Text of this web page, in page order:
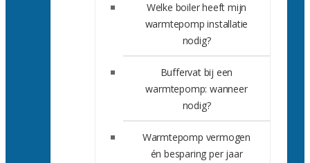
Welke boiler heeft mijn
warmtepomp installatie
nodig?
Buffervat bij een
warmtepomp: wanneer
nodig?
Warmtepomp vermogen
én besparing per jaar